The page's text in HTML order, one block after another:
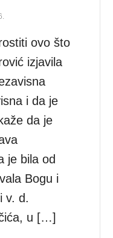
ovo što
izjavila
i da je
da je
je bila od
Bogu i
v. d.
u […]